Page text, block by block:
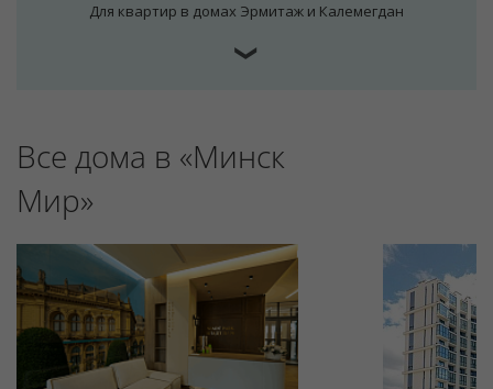
Для квартир в домах Эрмитаж и Калемегдан
❯
Все дома в «Минск
Мир»